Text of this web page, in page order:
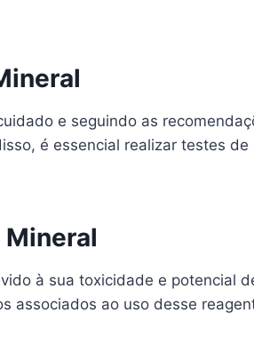
e seguindo as
é essencial realizar testes de
à sua toxicidade e potencial
associados ao uso desse